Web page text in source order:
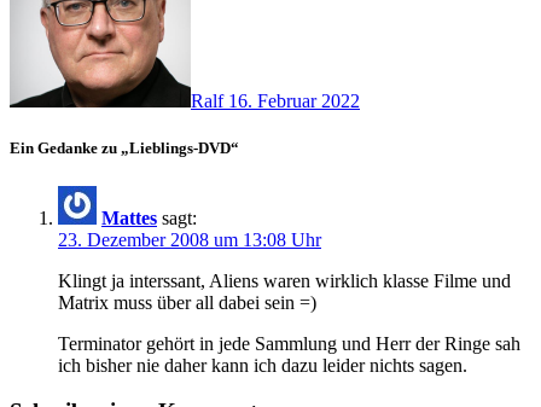
Ralf 16. Februar 2022
Ein Gedanke zu „Lieblings-DVD“
Mattes sagt:
23. Dezember 2008 um 13:08 Uhr
Klingt ja interssant, Aliens waren wirklich klasse Filme und
Matrix muss über all dabei sein =)
Terminator gehört in jede Sammlung und Herr der Ringe sah
ich bisher nie daher kann ich dazu leider nichts sagen.